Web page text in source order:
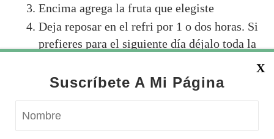
Suscríbete A Mi Página
X
Encima agrega la fruta que elegiste
Deja reposar en el refri por 1 o dos horas. Si
prefieres para el siguiente día déjalo toda la
Disfruta
Si prefieres puedes agregar una base de